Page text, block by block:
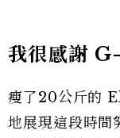
我很感謝
瘦了20公斤的
地展現這段時間